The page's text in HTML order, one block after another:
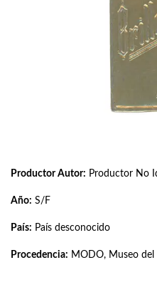
Productor Autor: Productor No
Año: S/F
País: País desconocido
Procedencia: MODO, Museo